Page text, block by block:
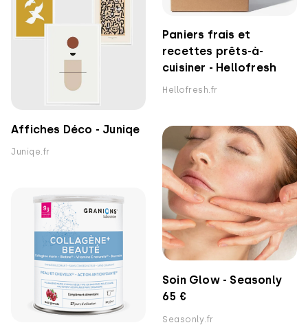
Paniers frais et
recettes prêts-à-
cuisiner - Hellofresh
Hellofresh.fr
Affiches Déco - Juniqe
Juniqe.fr
Soin Glow - Seasonly
65 €
Seasonly.fr